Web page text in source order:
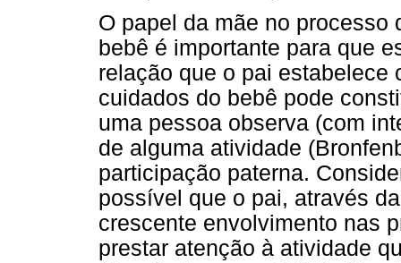
O papel da mãe no processo
bebê é importante para que
relação que o pai estabelece
cuidados do bebê pode
uma pessoa observa (com
de alguma atividade
participação paterna.
possível que o pai, através
crescente envolvimento nas
prestar atenção à atividade